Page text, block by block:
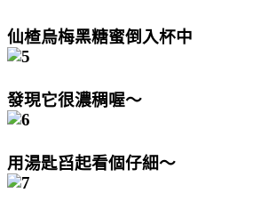
仙楂烏梅黑糖蜜倒入杯中
發現它很濃稠喔～
用湯匙舀起看個仔細～